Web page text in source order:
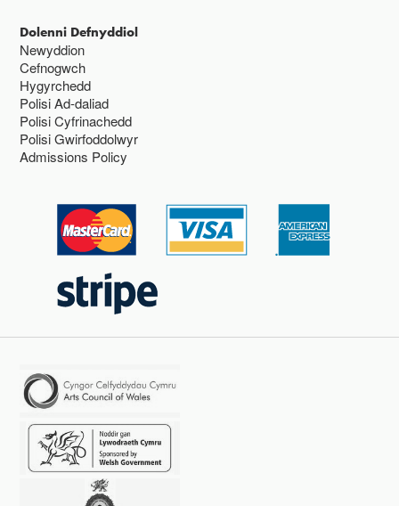
Dolenni Defnyddiol
Newyddion
Cefnogwch
Hygyrchedd
Polisi Ad-daliad
Polisi Cyfrinachedd
Polisi Gwirfoddolwyr
Admissions Policy